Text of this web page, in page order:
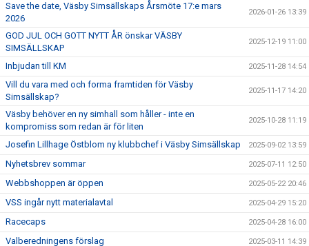
Save the date, Väsby Simsällskaps Årsmöte 17:e mars
2026
2026-01-26 13:39
GOD JUL OCH GOTT NYTT ÅR önskar VÄSBY
SIMSÄLLSKAP
2025-12-19 11:00
Inbjudan till KM 2025-11-28 14:54
Vill du vara med och forma framtiden för Väsby
Simsällskap?
2025-11-17 14:20
Väsby behöver en ny simhall som håller - inte en
kompromiss som redan är för liten
2025-10-28 11:19
Josefin Lillhage Östblom ny klubbchef i Väsby Simsällskap 2025-09-02 13:59
Nyhetsbrev sommar 2025-07-11 12:50
Webbshoppen är öppen 2025-05-22 20:46
VSS ingår nytt materialavtal 2025-04-29 15:20
Racecaps 2025-04-28 16:00
Valberedningens förslag 2025-03-11 14:39